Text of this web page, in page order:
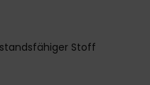
Stoff